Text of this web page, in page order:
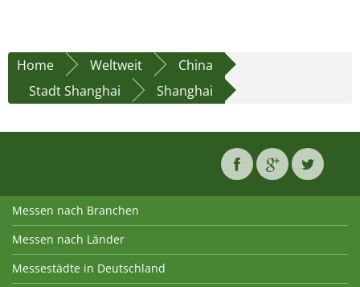
Home Weltweit
China
Stadt Shanghai
Shanghai
Messen nach Branchen
Messen nach Länder
Messestädte in Deutschland